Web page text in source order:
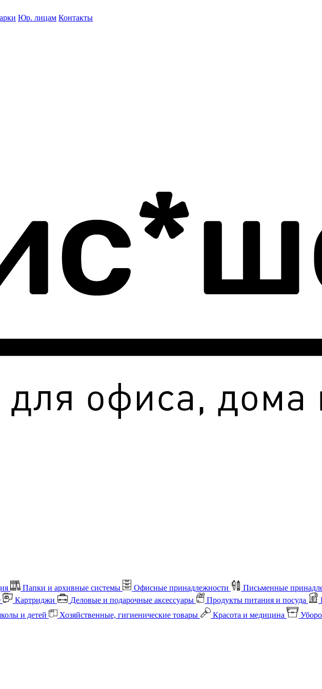
Юр. лицам Контакты
Папки и архивные системы Офисные принадлежности Письменные
Картриджи Деловые и подарочные аксессуары Продукты питания и посуда
и детей Хозяйственные, гигиенические товары Красота и медицина